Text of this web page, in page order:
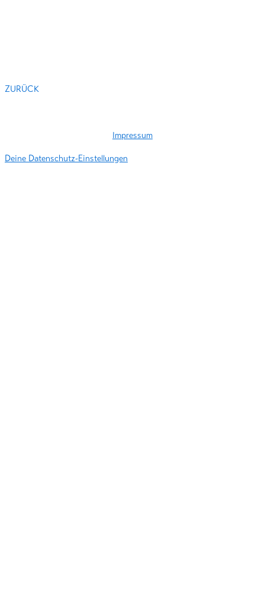
ZURÜCK
Impressum
Deine Datenschutz-Einstellungen